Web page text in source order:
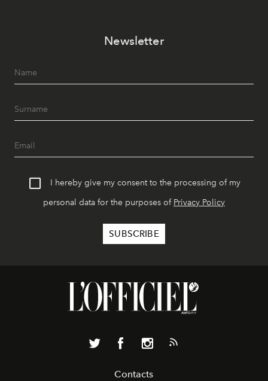
Newsletter
I hereby give my consent to the processing of my
personal data for the purposes of Privacy Policy
Contacts